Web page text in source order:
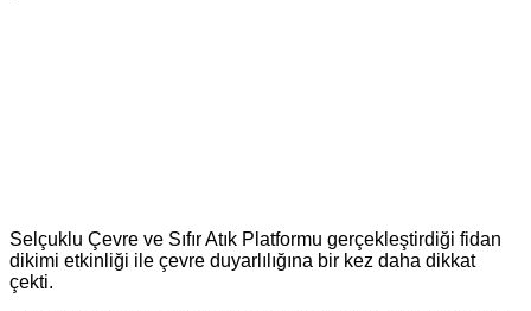
Selçuklu Çevre ve Sıfır Atık Platformu gerçekleştirdiği fidan
dikimi etkinliği ile çevre duyarlılığına bir kez daha dikkat
çekti.